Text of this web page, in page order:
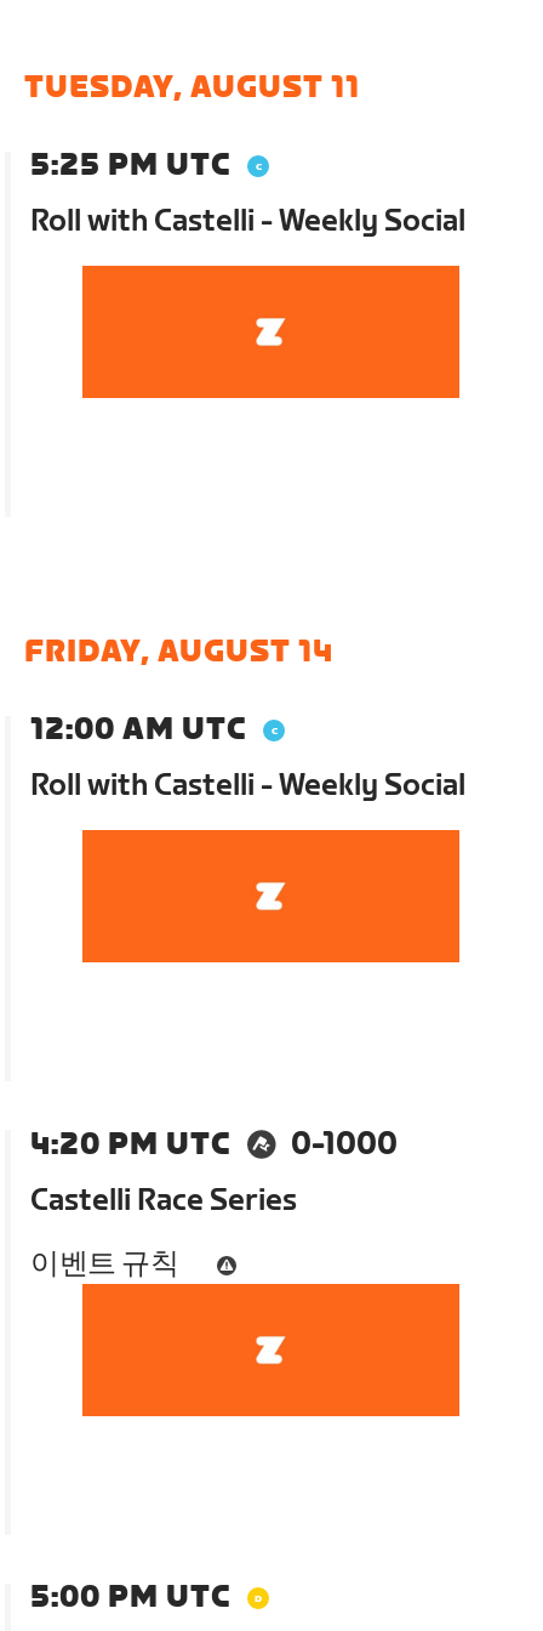
TUESDAY, AUGUST 11
5:25 PM UTC
Roll with Castelli - Weekly Social
FRIDAY, AUGUST 14
12:00 AM UTC
Roll with Castelli - Weekly Social
4:20 PM UTC
0-1000
Castelli Race Series
이벤트 규칙
5:00 PM UTC